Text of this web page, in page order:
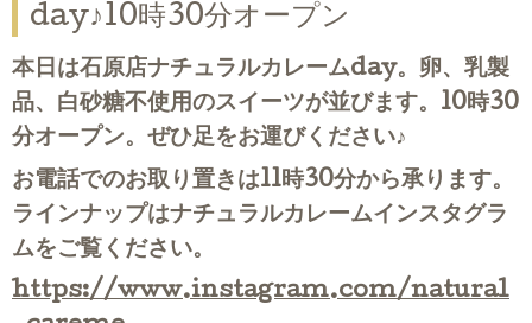
day♪10時30分オープン
本日は石原店ナチュラルカレームday。卵、乳製
品、白砂糖不使用のスイーツが並びます。10時30
分オープン。ぜひ足をお運びください♪
お電話でのお取り置きは11時30分から承ります。
ラインナップはナチュラルカレームインスタグラ
ムをご覧ください。
https://www.instagram.com/natural